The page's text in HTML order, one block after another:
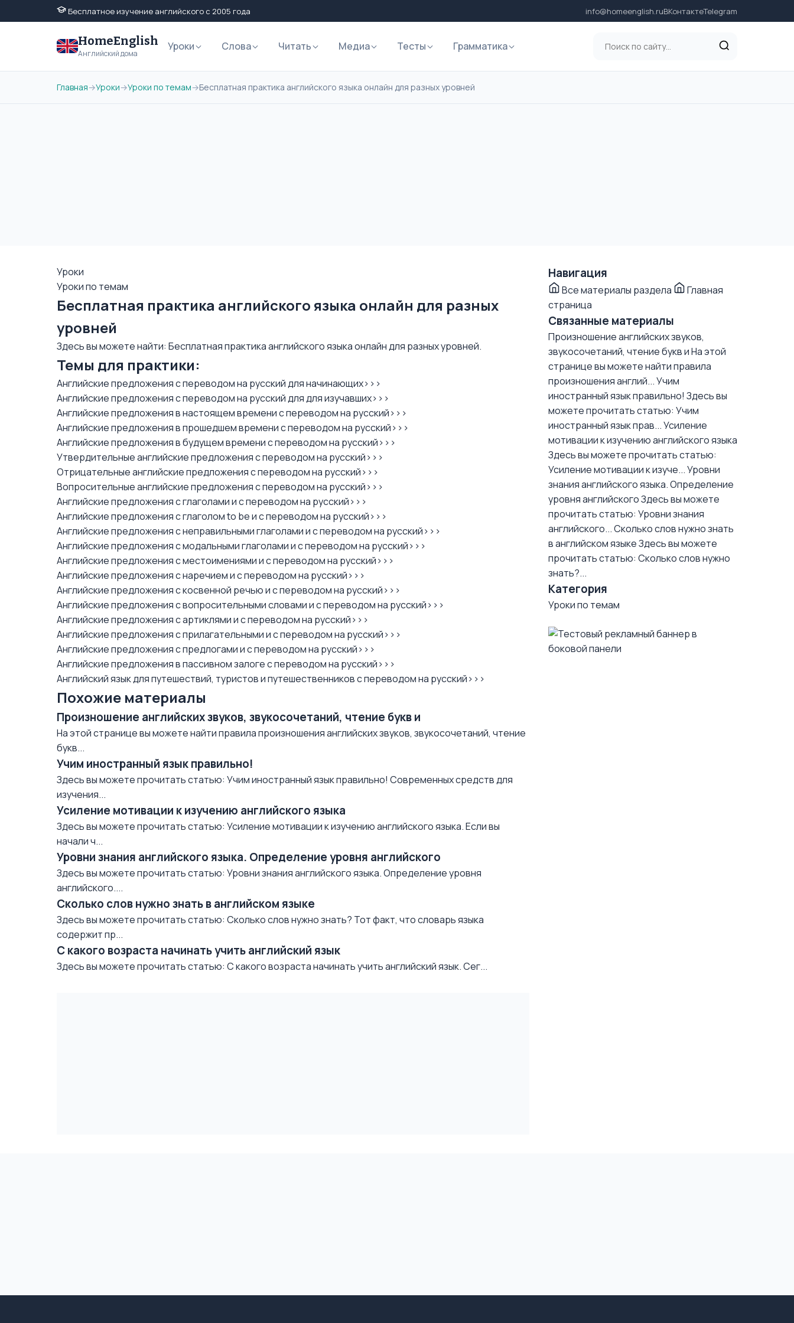
Бесплатное изучение английского с 2005 года info@homeenglish.ruВКонтактеTelegram
HomeEnglish
Английский дома
Уроки Слова Читать Медиа Тесты Грамматика
Главная→Уроки→Уроки по темам→Бесплатная практика английского языка онлайн для разных уровней
Уроки
Уроки по темам
Бесплатная практика английского языка онлайн для разных
уровней
Здесь вы можете найти: Бесплатная практика английского языка онлайн для разных уровней.
Темы для практики:
Английские предложения с переводом на русский для начинающих>>>
Английские предложения с переводом на русский для для изучавших>>>
Английские предложения в настоящем времени с переводом на русский>>>
Английские предложения в прошедшем времени с переводом на русский>>>
Английские предложения в будущем времени с переводом на русский>>>
Утвердительные английские предложения с переводом на русский>>>
Отрицательные английские предложения с переводом на русский>>>
Вопросительные английские предложения с переводом на русский>>>
Английские предложения с глаголами и с переводом на русский>>>
Английские предложения с глаголом to be и с переводом на русский>>>
Английские предложения с неправильными глаголами и с переводом на русский>>>
Английские предложения с модальными глаголами и с переводом на русский>>>
Английские предложения с местоимениями и с переводом на русский>>>
Английские предложения с наречием и с переводом на русский>>>
Английские предложения с косвенной речью и с переводом на русский>>>
Английские предложения с вопросительными словами и с переводом на русский>>>
Английские предложения с артиклями и с переводом на русский>>>
Английские предложения с прилагательными и с переводом на русский>>>
Английские предложения с предлогами и с переводом на русский>>>
Английские предложения в пассивном залоге с переводом на русский>>>
Английский язык для путешествий, туристов и путешественников с переводом на русский>>>
Похожие материалы
Произношение английских звуков, звукосочетаний, чтение букв и
На этой странице вы можете найти правила произношения английских звуков, звукосочетаний, чтение
букв...
Учим иностранный язык правильно!
Здесь вы можете прочитать статью: Учим иностранный язык правильно! Современных средств для
изучения...
Усиление мотивации к изучению английского языка
Здесь вы можете прочитать статью: Усиление мотивации к изучению английского языка. Если вы
начали ч...
Уровни знания английского языка. Определение уровня английского
Здесь вы можете прочитать статью: Уровни знания английского языка. Определение уровня
английского....
Сколько слов нужно знать в английском языке
Здесь вы можете прочитать статью: Сколько слов нужно знать? Тот факт, что словарь языка
содержит пр...
С какого возраста начинать учить английский язык
Здесь вы можете прочитать статью: С какого возраста начинать учить английский язык. Сег...
Навигация
Все материалы раздела
Главная
страница
Связанные материалы
Произношение английских звуков,
звукосочетаний, чтение букв иНа этой
странице вы можете найти правила
произношения англий...Учим
иностранный язык правильно! Здесь вы
можете прочитать статью: Учим
иностранный язык прав...Усиление
мотивации к изучению английского языка
Здесь вы можете прочитать статью:
Усиление мотивации к изуче...Уровни
знания английского языка. Определение
уровня английскогоЗдесь вы можете
прочитать статью: Уровни знания
английского...Сколько слов нужно знать
в английском языкеЗдесь вы можете
прочитать статью: Сколько слов нужно
знать?...
Категория
Уроки по темам